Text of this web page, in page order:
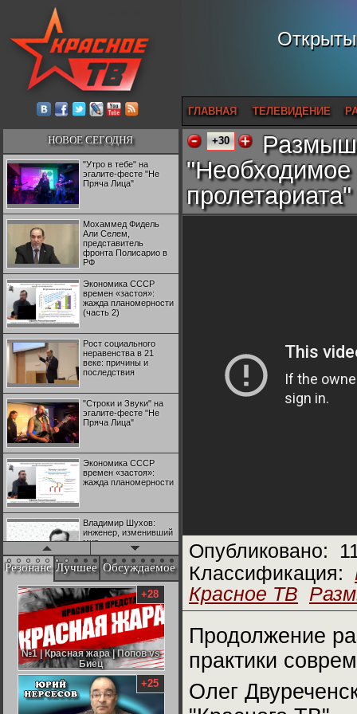
ГЛАВНАЯ ТЕЛЕВИДЕНИЕ
НОВОЕ СЕГОДНЯ
"Утро в тебе" на
эгалите-фесте "Не
Пряча Лица"
Мохаммед Фидель
Али Селем,
представитель
фронта Полисарио в
РФ
Экономика СССР
времен «застоя»:
жажда планомерности
(часть 2)
Рост социального
неравенства в 21
веке: причины и
последствия
"Строки и Звуки" на
эгалите-фесте "Не
Пряча Лица"
Экономика СССР
времен «застоя»:
жажда планомерности
Владимир Шухов:
инженер, изменивший
мир
"Аркадий Коц" на
эгалите-фесте "Не
Пряча Лица"
Контрапункты
глобализации:
геополитэкономическ
ий анализ
100 лет Ноябрьской
революции в
Резонанс Лучшее Обсуждаемое
№1 | Красная жара | Попов vs
Биец
№1 | Красная жара | Попов vs
Биец
+28
+25
+30
"Необходимое
пролетариата"
Опубликовано:
Классификация:
Красное ТВ
Продолжение
практики
Олег